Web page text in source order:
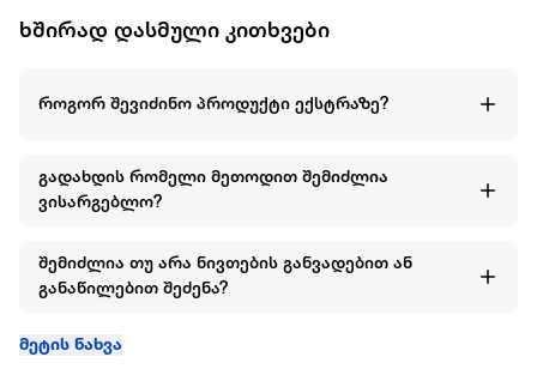
ხშირად დასმული კითხვები
როგორ შევიძინო პროდუქტი ექსტრაზე?
გადახდის რომელი მეთოდით შემიძლია
ვისარგებლო?
შემიძლია თუ არა ნივთების განვადებით ან
განაწილებით შეძენა?
მეტის ნახვა